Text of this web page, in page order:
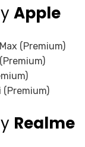
Apple
(Premium)
(Premium)
Realme